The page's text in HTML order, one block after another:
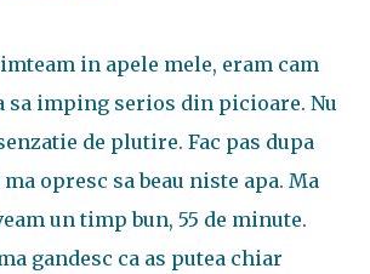
in apele mele, eram cam
sa imping serios din picioare. Nu
de plutire. Fac pas dupa
opresc sa beau niste apa. Ma
un timp bun, 55 de minute.
gandesc ca as putea chiar